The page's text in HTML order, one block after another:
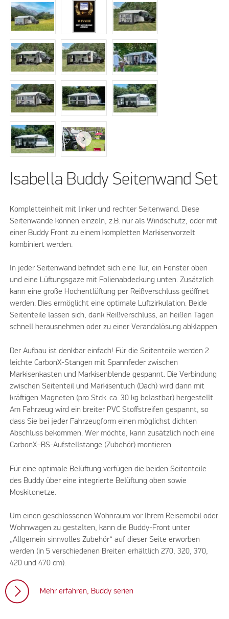
Isabella Buddy Seitenwand Set
Kompletteinheit mit linker und rechter Seitenwand. Diese
Seitenwände können einzeln, z.B. nur als Windschutz, oder mit
einer Buddy Front zu einem kompletten Markisenvorzelt
kombiniert werden.
In jeder Seitenwand befindet sich eine Tür, ein Fenster oben
und eine Lüftungsgaze mit Folienabdeckung unten. Zusätzlich
kann eine große Hochentlüftung per Reißverschluss geöffnet
werden. Dies ermöglicht eine optimale Luftzirkulation. Beide
Seitenteile lassen sich, dank Reißverschluss, an heißen Tagen
schnell herausnehmen oder zu einer Verandalösung abklappen.
Der Aufbau ist denkbar einfach! Für die Seitenteile werden 2
leichte CarbonX-Stangen mit Spannfeder zwischen
Markisenkasten und Markisenblende gespannt. Die Verbindung
zwischen Seitenteil und Markisentuch (Dach) wird dann mit
kräftigen Magneten (pro Stck. ca. 30 kg belastbar) hergestellt.
Am Fahrzeug wird ein breiter PVC Stoffstreifen gespannt, so
dass Sie bei jeder Fahrzeugform einen möglichst dichten
Abschluss bekommen. Wer möchte, kann zusätzlich noch eine
CarbonX–BS-Aufstellstange (Zubehör) montieren.
Für eine optimale Belüftung verfügen die beiden Seitenteile
des Buddy über eine integrierte Belüftung oben sowie
Moskitonetze.
Um einen geschlossenen Wohnraum vor Ihrem Reisemobil oder
Wohnwagen zu gestalten, kann die Buddy-Front unter
„Allgemein sinnvolles Zubehör“ auf dieser Seite erworben
werden (in 5 verschiedenen Breiten erhältlich 270, 320, 370,
420 und 470 cm).
Mehr erfahren, Buddy serien